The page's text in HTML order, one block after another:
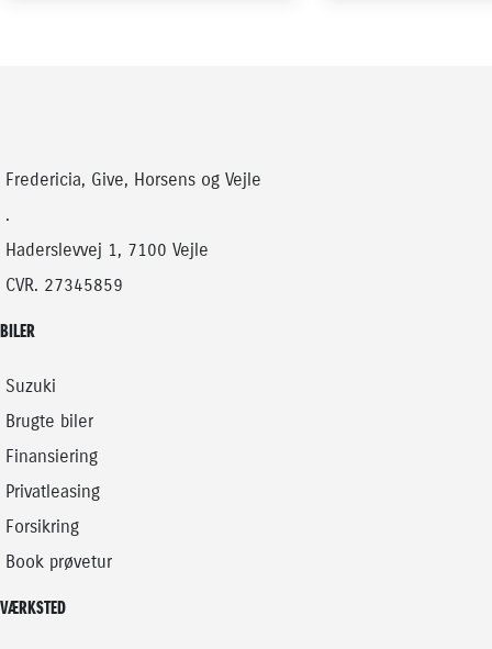
Fredericia, Give, Horsens og Vejle
.
Haderslevvej 1, 7100 Vejle
CVR. 27345859
BILER
Suzuki
Brugte biler
Finansiering
Privatleasing
Forsikring
Book prøvetur
VÆRKSTED